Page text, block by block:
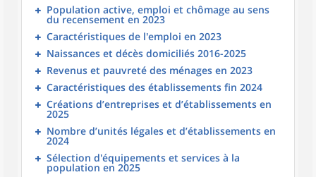
Population active, emploi et chômage au sens
du recensement en 2023
Caractéristiques de l'emploi en 2023
Naissances et décès domiciliés 2016-2025
Revenus et pauvreté des ménages en 2023
Caractéristiques des établissements fin 2024
Créations d’entreprises et d’établissements en
2025
Nombre d’unités légales et d’établissements en
2024
Sélection d'équipements et services à la
population en 2025